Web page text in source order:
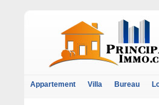
Appartement Villa Bureau